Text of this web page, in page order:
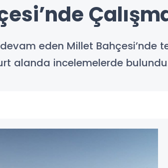
eden Millet Bahçesi’nde
alanda incelemelerde